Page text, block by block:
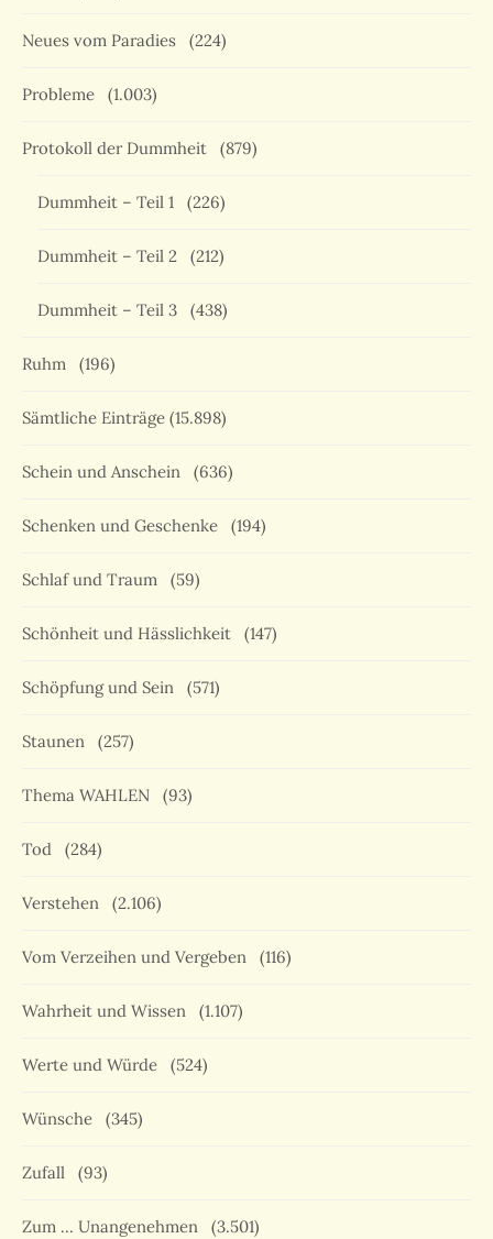
Neues vom Paradies (224)
Probleme (1.003)
Protokoll der Dummheit (879)
Dummheit – Teil 1 (226)
Dummheit – Teil 2 (212)
Dummheit – Teil 3 (438)
Ruhm (196)
Sämtliche Einträge (15.898)
Schein und Anschein (636)
Schenken und Geschenke (194)
Schlaf und Traum (59)
Schönheit und Hässlichkeit (147)
Schöpfung und Sein (571)
Staunen (257)
Thema WAHLEN (93)
Tod (284)
Verstehen (2.106)
Vom Verzeihen und Vergeben (116)
Wahrheit und Wissen (1.107)
Werte und Würde (524)
Wünsche (345)
Zufall (93)
Zum … Unangenehmen (3.501)